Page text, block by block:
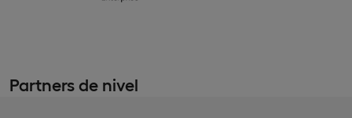
Partners de nivel